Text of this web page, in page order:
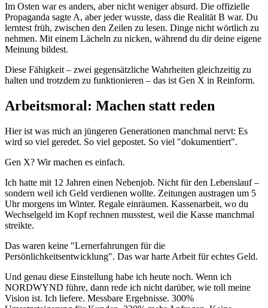
Im Osten war es anders, aber nicht weniger absurd. Die offizielle
Propaganda sagte A, aber jeder wusste, dass die Realität B war. Du
lerntest früh, zwischen den Zeilen zu lesen. Dinge nicht wörtlich zu
nehmen. Mit einem Lächeln zu nicken, während du dir deine eigene
Meinung bildest.
Diese Fähigkeit – zwei gegensätzliche Wahrheiten gleichzeitig zu
halten und trotzdem zu funktionieren – das ist Gen X in Reinform.
Arbeitsmoral: Machen statt reden
Hier ist was mich an jüngeren Generationen manchmal nervt: Es
wird so viel geredet. So viel gepostet. So viel "dokumentiert".
Gen X? Wir machen es einfach.
Ich hatte mit 12 Jahren einen Nebenjob. Nicht für den Lebenslauf –
sondern weil ich Geld verdienen wollte. Zeitungen austragen um 5
Uhr morgens im Winter. Regale einräumen. Kassenarbeit, wo du
Wechselgeld im Kopf rechnen musstest, weil die Kasse manchmal
streikte.
Das waren keine "Lernerfahrungen für die
Persönlichkeitsentwicklung". Das war harte Arbeit für echtes Geld.
Und genau diese Einstellung habe ich heute noch. Wenn ich
NORDWYND führe, dann rede ich nicht darüber, wie toll meine
Vision ist. Ich liefere. Messbare Ergebnisse. 300%